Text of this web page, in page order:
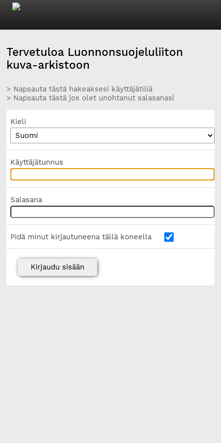
Tervetuloa Luonnonsuojeluliiton
kuva-arkistoon
> Napsauta tästä hakeaksesi käyttäjätiliä
> Napsauta tästä jos olet unohtanut salasanasi
Kieli
Käyttäjätunnus
Salasana
Pidä minut kirjautuneena tällä koneella